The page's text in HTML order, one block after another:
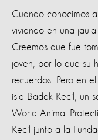
Cuando conocimos
viviendo en una
Creemos que fue
joven, por lo que su
recuerdos. Pero en
isla Badak Kecil, un
World Animal
Kecil junto a la